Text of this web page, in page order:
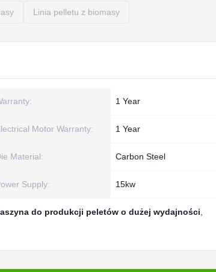
Linia pelletu z biomasy
1 Year
Motor Warranty: 1 Year
Material: Carbon Steel
Supply: 15kw
do produkcji peletów o dużej wydajności